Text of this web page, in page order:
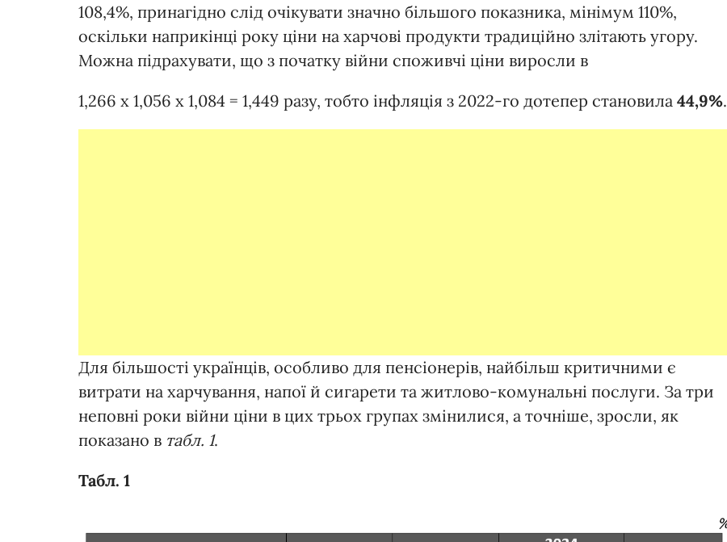
108,4%, принагідно слід очікувати значно більшого показника, мінімум 110%,
оскільки наприкінці року ціни на харчові продукти традиційно злітають угору.
Можна підрахувати, що з початку війни споживчі ціни виросли в
1,266 х 1,056 х 1,084 = 1,449 разу, тобто інфляція з 2022-го дотепер становила 44,9%.
Для більшості українців, особливо для пенсіонерів, найбільш критичними є
витрати на харчування, напої й сигарети та житлово-комунальні послуги. За три
неповні роки війни ціни в цих трьох групах змінилися, а точніше, зросли, як
показано в табл. 1.
Табл. 1